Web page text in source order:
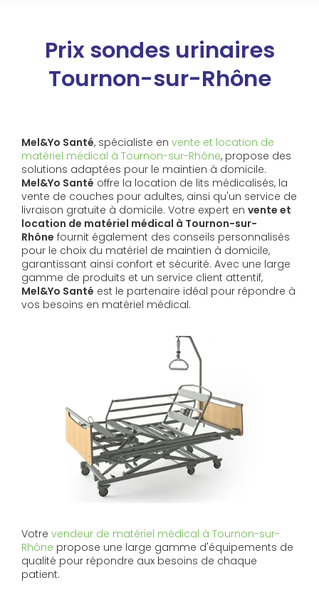
Prix sondes urinaires
Tournon-sur-Rhône
Mel&Yo Santé, spécialiste en vente et location de
matériel médical à Tournon-sur-Rhône, propose des
solutions adaptées pour le maintien à domicile.
Mel&Yo Santé offre la location de lits médicalisés, la
vente de couches pour adultes, ainsi qu'un service de
livraison gratuite à domicile. Votre expert en vente et
location de matériel médical à Tournon-sur-
Rhône fournit également des conseils personnalisés
pour le choix du matériel de maintien à domicile,
garantissant ainsi confort et sécurité. Avec une large
gamme de produits et un service client attentif,
Mel&Yo Santé est le partenaire idéal pour répondre à
vos besoins en matériel médical.
Votre vendeur de matériel médical à Tournon-sur-
Rhône propose une large gamme d'équipements de
qualité pour répondre aux besoins de chaque
patient.